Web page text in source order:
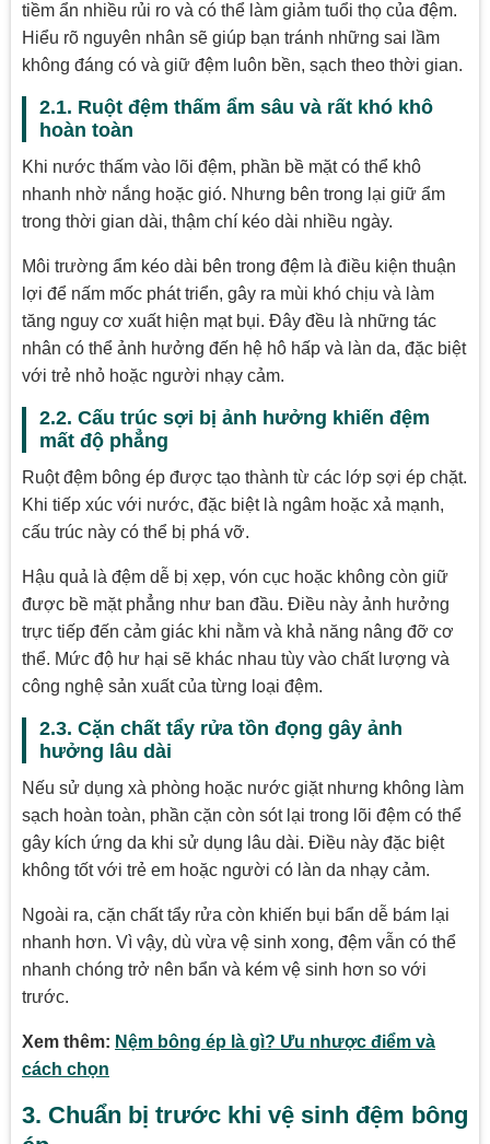
tiềm ẩn nhiều rủi ro và có thể làm giảm tuổi thọ của đệm.
Hiểu rõ nguyên nhân sẽ giúp bạn tránh những sai lầm
không đáng có và giữ đệm luôn bền, sạch theo thời gian.
2.1. Ruột đệm thấm ẩm sâu và rất khó khô
hoàn toàn
Khi nước thấm vào lõi đệm, phần bề mặt có thể khô
nhanh nhờ nắng hoặc gió. Nhưng bên trong lại giữ ẩm
trong thời gian dài, thậm chí kéo dài nhiều ngày.
Môi trường ẩm kéo dài bên trong đệm là điều kiện thuận
lợi để nấm mốc phát triển, gây ra mùi khó chịu và làm
tăng nguy cơ xuất hiện mạt bụi. Đây đều là những tác
nhân có thể ảnh hưởng đến hệ hô hấp và làn da, đặc biệt
với trẻ nhỏ hoặc người nhạy cảm.
2.2. Cấu trúc sợi bị ảnh hưởng khiến đệm
mất độ phẳng
Ruột đệm bông ép được tạo thành từ các lớp sợi ép chặt.
Khi tiếp xúc với nước, đặc biệt là ngâm hoặc xả mạnh,
cấu trúc này có thể bị phá vỡ.
Hậu quả là đệm dễ bị xẹp, vón cục hoặc không còn giữ
được bề mặt phẳng như ban đầu. Điều này ảnh hưởng
trực tiếp đến cảm giác khi nằm và khả năng nâng đỡ cơ
thể. Mức độ hư hại sẽ khác nhau tùy vào chất lượng và
công nghệ sản xuất của từng loại đệm.
2.3. Cặn chất tẩy rửa tồn đọng gây ảnh
hưởng lâu dài
Nếu sử dụng xà phòng hoặc nước giặt nhưng không làm
sạch hoàn toàn, phần cặn còn sót lại trong lõi đệm có thể
gây kích ứng da khi sử dụng lâu dài. Điều này đặc biệt
không tốt với trẻ em hoặc người có làn da nhạy cảm.
Ngoài ra, cặn chất tẩy rửa còn khiến bụi bẩn dễ bám lại
nhanh hơn. Vì vậy, dù vừa vệ sinh xong, đệm vẫn có thể
nhanh chóng trở nên bẩn và kém vệ sinh hơn so với
trước.
Xem thêm: Nệm bông ép là gì? Ưu nhược điểm và
cách chọn
3. Chuẩn bị trước khi vệ sinh đệm bông